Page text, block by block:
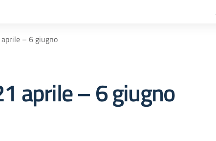
– 6 giugno
aprile – 6 giugno